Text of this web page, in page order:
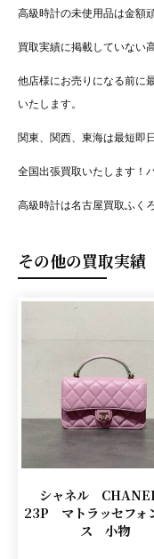
高級時計の未使用品は金額
買取実績に掲載していない
他店様にお売りになる前に
いたします。
関東、関西、東海は最短即
全国出張買取いたします！
高級時計は名古屋買取ふく
その他の買取実績
シャネル
23P マトラッセフォ
ス 小物